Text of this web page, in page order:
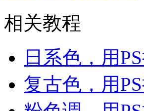
相关教程
日系色，用
复古色，用